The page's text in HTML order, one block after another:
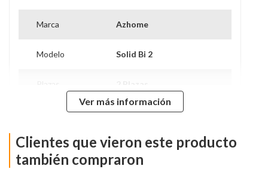
Marca Azhome
Modelo Solid Bi 2
Material Poliéster
Largo 240 cm
Ver más información
Clientes que vieron este producto
también compraron